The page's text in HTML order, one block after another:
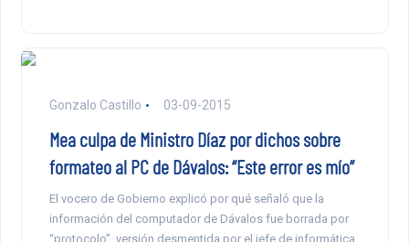
Gonzalo Castillo 03-09-2015
Mea culpa de Ministro Díaz por dichos sobre
formateo al PC de Dávalos: “Este error es mío”
El vocero de Gobierno explicó por qué señaló que la
información del computador de Dávalos fue borrada por
“protocolo”, versión desmentida por el jefe de informática